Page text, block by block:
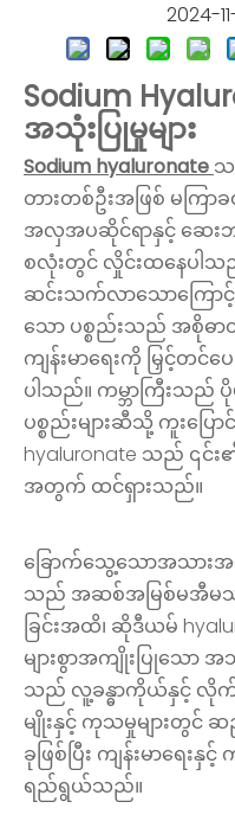
2024-
Sodium
အသုံးပြုမှုများ
Sodium hyaluronate သ
တားတစ်ဦးအဖြစ် မက
အလှအပဆိုင်ရာနှင့် ဆေး
စလုံးတွင် လှိုင်းထနေပါသည်
ဆင်းသက်လာသောကြော
သော ပစ္စည်းသည် အစိုဓ
ကျန်းမာရေးကို မြှင့်တင်
ပါသည်။ ကမ္ဘာကြီးသည်
ပစ္စည်းများဆီသို့ ကူးပြ
hyaluronate သည် ၎င်
အတွက် ထင်ရှားသည်။
ခြောက်သွေ့သောအသားအ
သည် အဆစ်အမြစ်မအီမသာဖ
ခြင်းအထိ၊ ဆိုဒီယမ်
များစွာအကျိုးပြုသော အ
သည် လူ့ခန္ဓာကိုယ်နှင့် လို
မျိုးနှင့် ကုသမှုများတွင်
ခုဖြစ်ပြီး ကျန်းမာရေးနှ
ရည်ရွယ်သည်။